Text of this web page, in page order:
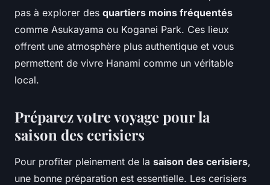
pas à explorer des quartiers moins fréquentés
comme Asukayama ou Koganei Park. Ces lieux
offrent une atmosphère plus authentique et vous
permettent de vivre Hanami comme un véritable
local.
Préparez votre voyage pour la
saison des cerisiers
Pour profiter pleinement de la saison des cerisiers,
une bonne préparation est essentielle. Les cerisiers